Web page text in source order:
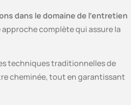
dans le domaine de l’entretien
complète qui assure la
techniques traditionnelles de
cheminée, tout en garantissant